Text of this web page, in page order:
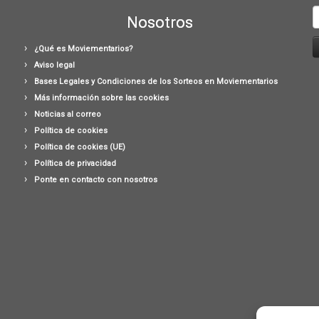
Nosotros
¿Qué es Moviementarios?
Aviso legal
Bases Legales y Condiciones de los Sorteos en Moviementarios
Más información sobre las cookies
Noticias al correo
Política de cookies
Política de cookies (UE)
Política de privacidad
Ponte en contacto con nosotros